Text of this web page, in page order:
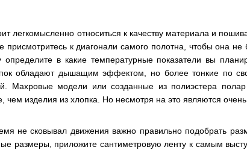
легкомысленно относиться к качеству материала и
к диагонали самого полотна, чтобы она
в какие температурные показатели вы
обладают дышащим эффектом, но более тонкие по
Махровые модели или созданные из полиэстера
чем изделия из хлопка. Но несмотря на это являются
не сковывал движения важно правильно подобрать
размеры, приложите сантиметровую ленту к самым